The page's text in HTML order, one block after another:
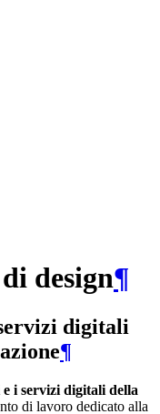
design¶
digitali
¶
i servizi digitali della
di lavoro dedicato alla